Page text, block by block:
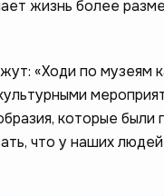
жизнь более
«Ходи по музеям
которые были
что у наших